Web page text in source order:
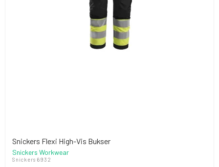
Snickers Flexi High-Vis Bukser
Snickers Workwear
Snickers 6932